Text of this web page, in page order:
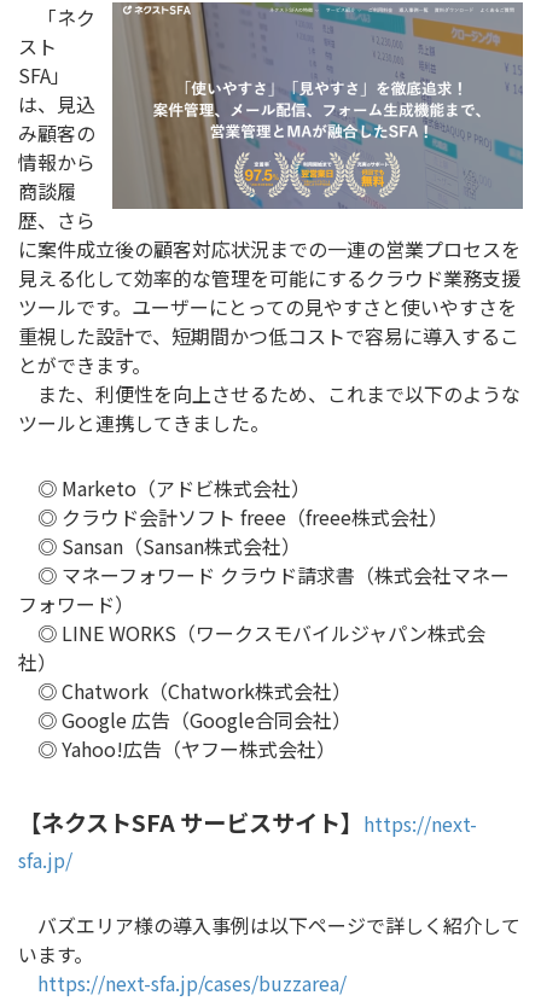
「ネク
スト
SFA」
は、見込
み顧客の
情報から
商談履
歴、さら
に案件成立後の顧客対応状況までの一連の営業プロセスを
見える化して効率的な管理を可能にするクラウド業務支援
ツールです。ユーザーにとっての見やすさと使いやすさを
重視した設計で、短期間かつ低コストで容易に導入するこ
とができます。
また、利便性を向上させるため、これまで以下のような
ツールと連携してきました。
◎ Marketo（アドビ株式会社）
◎ クラウド会計ソフト freee（freee株式会社）
◎ Sansan（Sansan株式会社）
◎ マネーフォワード クラウド請求書（株式会社マネー
フォワード）
◎ LINE WORKS（ワークスモバイルジャパン株式会
社）
◎ Chatwork（Chatwork株式会社）
◎ Google 広告（Google合同会社）
◎ Yahoo!広告（ヤフー株式会社）
【ネクストSFA サービスサイト】 https://next-
sfa.jp/
バズエリア様の導入事例は以下ページで詳しく紹介して
います。
https://next-sfa.jp/cases/buzzarea/